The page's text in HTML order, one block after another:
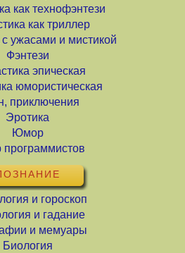
как технофэнтези
как триллер
с ужасами и мистикой
Фэнтези
эпическая
юмористическая
приключения
Эротика
Юмор
и гороскоп
и гадание
и мемуары
Биология